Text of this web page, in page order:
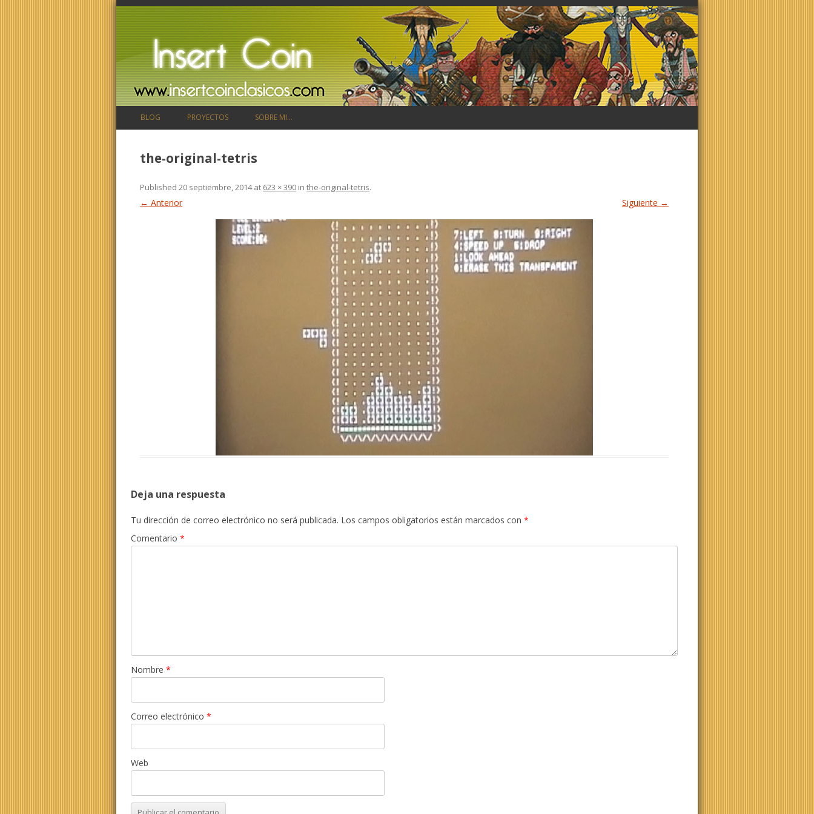
BLOG PROYECTOS SOBRE MI…
the-original-tetris
Published20 septiembre, 2014at 623 × 390 inthe-original-tetris.
← Anterior Siguiente →
Deja una respuesta
Tu dirección de correo electrónico no será publicada. Los campos obligatorios están marcados con *
Comentario *
Nombre *
Correo electrónico *
Web